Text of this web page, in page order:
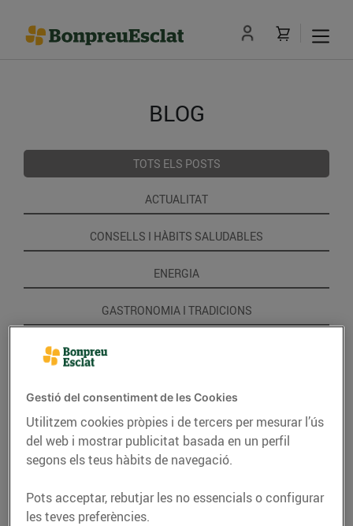
BLOG
TOTS ELS POSTS
ACTUALITAT
CONSELLS I HÀBITS SALUDABLES
ENERGIA
GASTRONOMIA I TRADICIONS
Gestió del consentiment de les Cookies
Utilitzem cookies pròpies i de tercers per mesurar l’ús
del web i mostrar publicitat basada en un perfil
segons els teus hàbits de navegació.
Pots acceptar, rebutjar les no essencials o configurar
les teves preferències.